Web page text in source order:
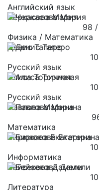
Английский язык
Черкасова Мария
98
Физика / Математика
Денис Таперо
Русский язык
Алиса Торичная
Русский язык
Павлова Марина
Математика
Бирюкова Екатерина
Информатика
Бейсекова Дамели
Литература